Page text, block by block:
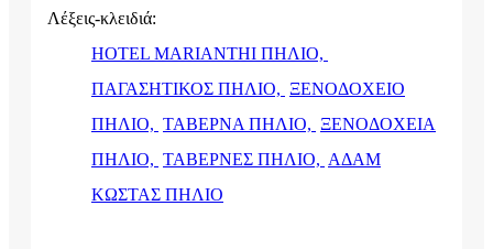
Λέξεις-κλειδιά:
HOTEL MARIANTHI ΠΗΛΙΟ,
ΠΑΓΑΣΗΤΙΚΟΣ ΠΗΛΙΟ, ΞΕΝΟΔΟΧΕΙΟ
ΠΗΛΙΟ, ΤΑΒΕΡΝΑ ΠΗΛΙΟ, ΞΕΝΟΔΟΧΕΙΑ
ΠΗΛΙΟ, ΤΑΒΕΡΝΕΣ ΠΗΛΙΟ, ΑΔΑΜ
ΚΩΣΤΑΣ ΠΗΛΙΟ